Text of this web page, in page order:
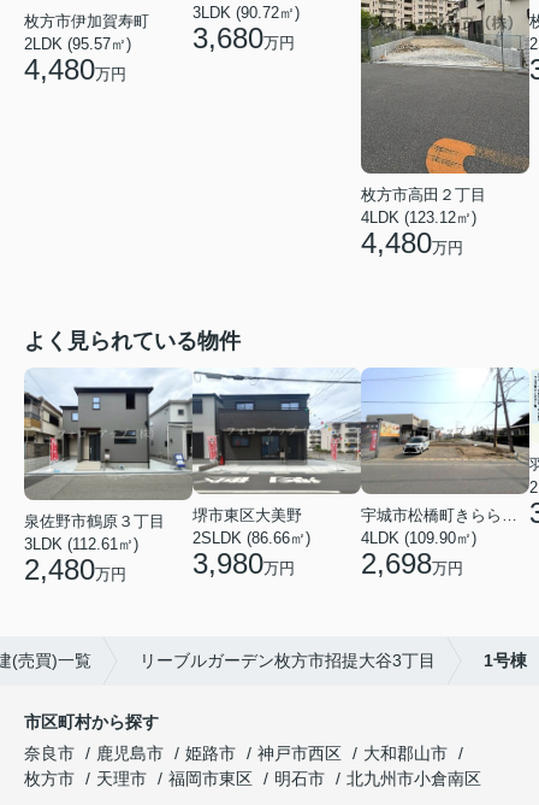
枚方市伊加賀寿町
2LDK (95.57㎡)
4,480万円
3LDK (90.72㎡)
3,680万円
枚方市高田２丁目
4LDK (123.12㎡)
4,480万円
よく見られている物件
泉佐野市鶴原３丁目
3LDK (112.61㎡)
2,480万円
堺市東区大美野
2SLDK (86.66㎡)
3,980万円
4LDK (109.90㎡)
2,698万円
(売買)一覧 リーブルガーデン枚方市招提大谷3丁目 1号棟
市区町村から探す
奈良市
鹿児島市 姫路市 神戸市西区
大和郡山市
枚方市
天理市 福岡市東区 明石市
北九州市小倉南区